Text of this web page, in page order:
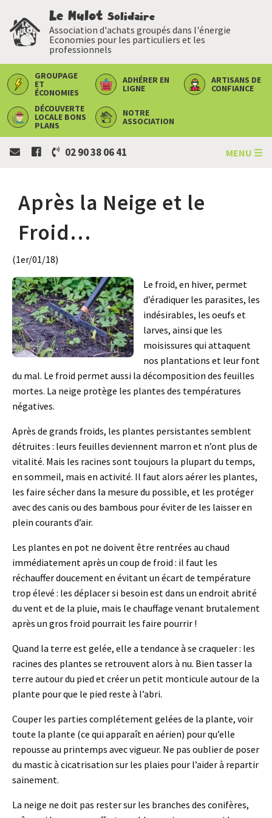
Le Mulot Solidaire
Association d'achats groupés dans l'énergie
Economies pour les particuliers et les
professionnels
GROUPAGE
ET
ÉCONOMIES
ADHÉRER EN
LIGNE
ARTISANS DE
CONFIANCE
DÉCOUVERTE
LOCALE BONS
PLANS
NOTRE
ASSOCIATION
02 90 38 06 41 MENU ☰
Après la Neige et le
Froid…
(1er/01/18)
Le froid, en hiver, permet
d’éradiquer les parasites, les
indésirables, les oeufs et
larves, ainsi que les
moisissures qui attaquent
nos plantations et leur font
du mal. Le froid permet aussi la décomposition des feuilles
mortes. La neige protège les plantes des températures
négatives.
Après de grands froids, les plantes persistantes semblent
détruites : leurs feuilles deviennent marron et n’ont plus de
vitalité. Mais les racines sont toujours la plupart du temps,
en sommeil, mais en activité. Il faut alors aérer les plantes,
les faire sécher dans la mesure du possible, et les protéger
avec des canis ou des bambous pour éviter de les laisser en
plein courants d’air.
Les plantes en pot ne doivent être rentrées au chaud
immédiatement après un coup de froid : il faut les
réchauffer doucement en évitant un écart de température
trop élevé : les déplacer si besoin est dans un endroit abrité
du vent et de la pluie, mais le chauffage venant brutalement
après un gros froid pourrait les faire pourrir !
Quand la terre est gelée, elle a tendance à se craqueler : les
racines des plantes se retrouvent alors à nu. Bien tasser la
terre autour du pied et créer un petit monticule autour de la
plante pour que le pied reste à l’abri.
Couper les parties complétement gelées de la plante, voir
toute la plante (ce qui apparaît en aérien) pour qu’elle
repousse au printemps avec vigueur. Ne pas oublier de poser
du mastic à cicatrisation sur les plaies pour l’aider à repartir
sainement.
La neige ne doit pas rester sur les branches des conifères,